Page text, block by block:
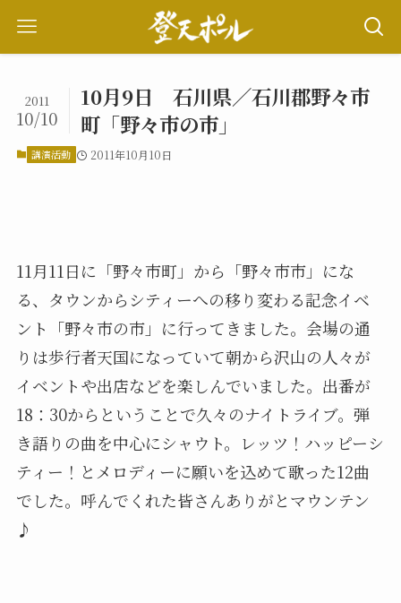
10月9日 石川県／石川郡野々市
町「野々市の市」
2011
10/10
講演活動 2011年10月10日
11月11日に「野々市町」から「野々市市」にな
る、タウンからシティーへの移り変わる記念イベ
ント「野々市の市」に行ってきました。会場の通
りは歩行者天国になっていて朝から沢山の人々が
イベントや出店などを楽しんでいました。出番が
18：30からということで久々のナイトライブ。弾
き語りの曲を中心にシャウト。レッツ！ハッピーシ
ティー！とメロディーに願いを込めて歌った12曲
でした。呼んでくれた皆さんありがとマウンテン
♪